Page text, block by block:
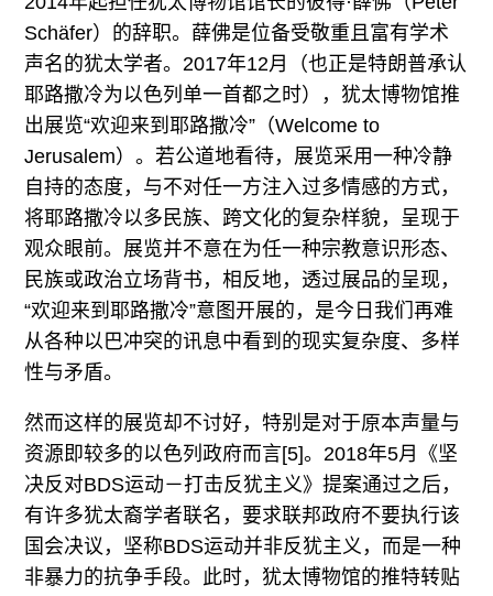
Schäfer）的辞职。薛佛是位备受敬重且富有学术
声名的犹太学者。2017年12月（也正是特朗普承认
耶路撒冷为以色列单一首都之时），犹太博物馆推
出展览“欢迎来到耶路撒冷”（Welcome to
Jerusalem）。若公道地看待，展览采用一种冷静
自持的态度，与不对任一方注入过多情感的方式，
将耶路撒冷以多民族、跨文化的复杂样貌，呈现于
观众眼前。展览并不意在为任一种宗教意识形态、
民族或政治立场背书，相反地，透过展品的呈现，
“欢迎来到耶路撒冷”意图开展的，是今日我们再难
从各种以巴冲突的讯息中看到的现实复杂度、多样
性与矛盾。
然而这样的展览却不讨好，特别是对于原本声量与
资源即较多的以色列政府而言[5]。2018年5月《坚
决反对BDS运动－打击反犹主义》提案通过之后，
有许多犹太裔学者联名，要求联邦政府不要执行该
国会决议，坚称BDS运动并非反犹主义，而是一种
非暴力的抗争手段。此时，犹太博物馆的推特转贴